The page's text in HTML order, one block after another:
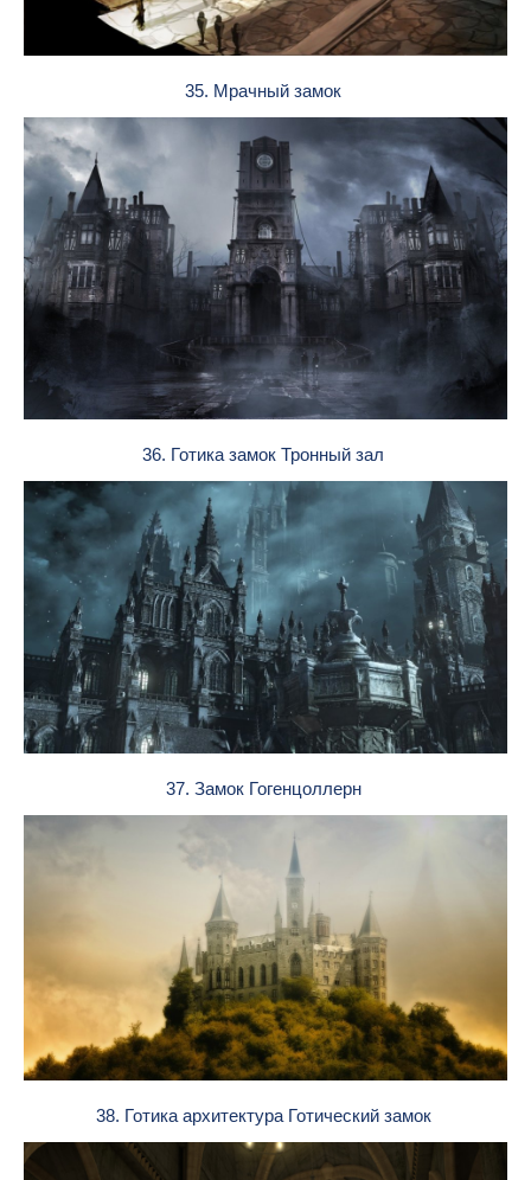
35. Мрачный замок
36. Готика замок Тронный зал
37. Замок Гогенцоллерн
38. Готика архитектура Готический замок